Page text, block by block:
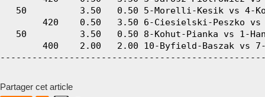
Partager cet article